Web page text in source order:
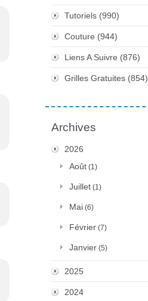
Tutoriels (990)
Couture (944)
Liens A Suivre (876)
Grilles Gratuites (854)
Archives
2026
Août (1)
Juillet (1)
Mai (6)
Février (7)
Janvier (5)
2025
2024